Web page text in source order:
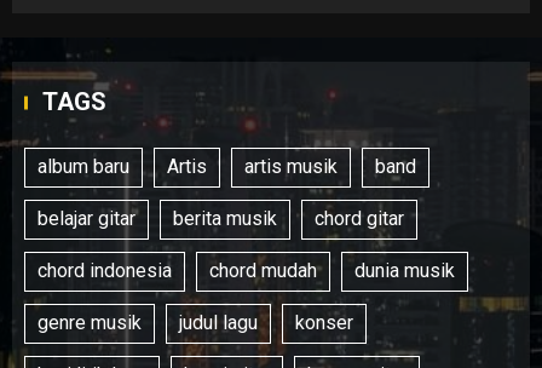
TAGS
album baru Artis artis musik band
belajar gitar berita musik chord gitar
chord indonesia chord mudah dunia musik
genre musik judul lagu konser